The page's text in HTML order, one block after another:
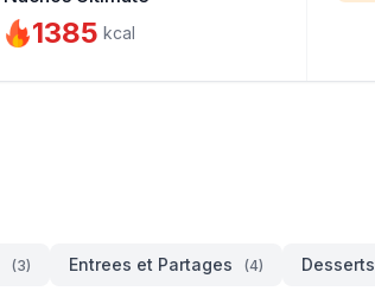
1385 kcal
(3) Entrees et Partages (4) Desserts